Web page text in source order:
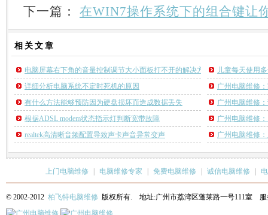
下一篇： 在WIN7操作系统下的组合键让
相关 文章
电脑屏幕右下角的音量控制调节大小面板打不开的解决方法
儿童每天使用
详细分析电脑系统不定时死机的原因
广州电脑维修
有什么方法能够预防因为硬盘损坏而造成数据丢失
广州电脑维修
根据ADSL modem状态指示灯判断宽带故障
广州电脑维修
realtek高清晰音频配置导致声卡声音异常变声
广州电脑维修
上门电脑维修 电脑维修专家 免费电脑维修 诚信电脑维修
© 2002-2012 柏飞特电脑维修 版权所有. 地址:广州市荔湾区蓬莱路一号111室 服